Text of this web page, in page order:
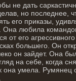
не дать
но последнее,
его приказы,
Она любила
от его
большего. Он
он зайдет. Она
на себе, когда
она умела. Румянец